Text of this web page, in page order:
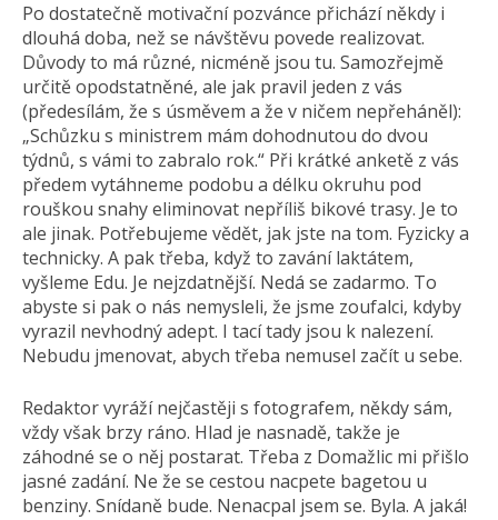
Po dostatečně motivační pozvánce přichází někdy i
dlouhá doba, než se návštěvu povede realizovat.
Důvody to má různé, nicméně jsou tu. Samozřejmě
určitě opodstatněné, ale jak pravil jeden z vás
(předesílám, že s úsměvem a že v ničem nepřeháněl):
„Schůzku s ministrem mám dohodnutou do dvou
týdnů, s vámi to zabralo rok.“ Při krátké anketě z vás
předem vytáhneme podobu a délku okruhu pod
rouškou snahy eliminovat nepříliš bikové trasy. Je to
ale jinak. Potřebujeme vědět, jak jste na tom. Fyzicky a
technicky. A pak třeba, když to zavání laktátem,
vyšleme Edu. Je nejzdatnější. Nedá se zadarmo. To
abyste si pak o nás nemysleli, že jsme zoufalci, kdyby
vyrazil nevhodný adept. I tací tady jsou k nalezení.
Nebudu jmenovat, abych třeba nemusel začít u sebe.
Redaktor vyráží nejčastěji s fotografem, někdy sám,
vždy však brzy ráno. Hlad je nasnadě, takže je
záhodné se o něj postarat. Třeba z Domažlic mi přišlo
jasné zadání. Ne že se cestou nacpete bagetou u
benziny. Snídaně bude. Nenacpal jsem se. Byla. A jaká!